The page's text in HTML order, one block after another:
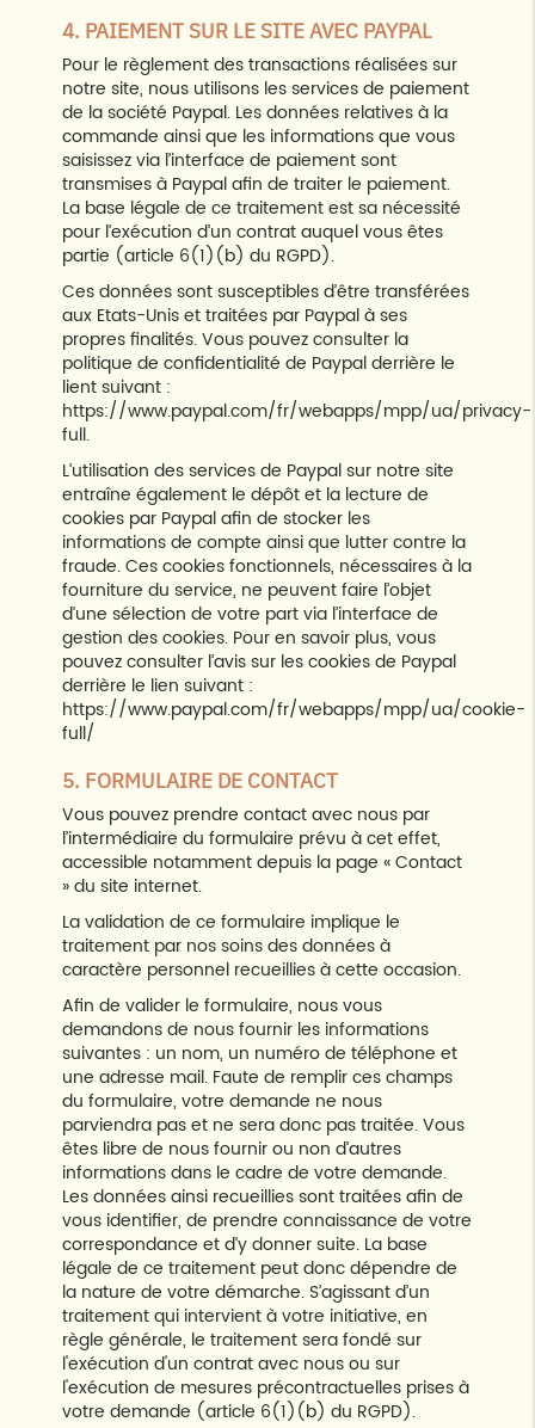
4. PAIEMENT SUR LE SITE AVEC PAYPAL
Pour le règlement des transactions réalisées sur
notre site, nous utilisons les services de paiement
de la société Paypal. Les données relatives à la
commande ainsi que les informations que vous
saisissez via l’interface de paiement sont
transmises à Paypal afin de traiter le paiement.
La base légale de ce traitement est sa nécessité
pour l’exécution d’un contrat auquel vous êtes
partie (article 6(1)(b) du RGPD).
Ces données sont susceptibles d’être transférées
aux Etats-Unis et traitées par Paypal à ses
propres finalités. Vous pouvez consulter la
politique de confidentialité de Paypal derrière le
lient suivant :
https://www.paypal.com/fr/webapps/mpp/ua/privacy-
full.
L’utilisation des services de Paypal sur notre site
entraîne également le dépôt et la lecture de
cookies par Paypal afin de stocker les
informations de compte ainsi que lutter contre la
fraude. Ces cookies fonctionnels, nécessaires à la
fourniture du service, ne peuvent faire l’objet
d’une sélection de votre part via l’interface de
gestion des cookies. Pour en savoir plus, vous
pouvez consulter l’avis sur les cookies de Paypal
derrière le lien suivant :
https://www.paypal.com/fr/webapps/mpp/ua/cookie-
full/
5. FORMULAIRE DE CONTACT
Vous pouvez prendre contact avec nous par
l’intermédiaire du formulaire prévu à cet effet,
accessible notamment depuis la page « Contact
» du site internet.
La validation de ce formulaire implique le
traitement par nos soins des données à
caractère personnel recueillies à cette occasion.
Afin de valider le formulaire, nous vous
demandons de nous fournir les informations
suivantes : un nom, un numéro de téléphone et
une adresse mail. Faute de remplir ces champs
du formulaire, votre demande ne nous
parviendra pas et ne sera donc pas traitée. Vous
êtes libre de nous fournir ou non d’autres
informations dans le cadre de votre demande.
Les données ainsi recueillies sont traitées afin de
vous identifier, de prendre connaissance de votre
correspondance et d’y donner suite. La base
légale de ce traitement peut donc dépendre de
la nature de votre démarche. S’agissant d’un
traitement qui intervient à votre initiative, en
règle générale, le traitement sera fondé sur
l'exécution d'un contrat avec nous ou sur
l'exécution de mesures précontractuelles prises à
votre demande (article 6(1)(b) du RGPD).